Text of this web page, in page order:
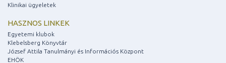
Klinikai ügyeletek
HASZNOS LINKEK
Egyetemi klubok
Klebelsberg Könyvtár
József Attila Tanulmányi és Információs Központ
EHÖK